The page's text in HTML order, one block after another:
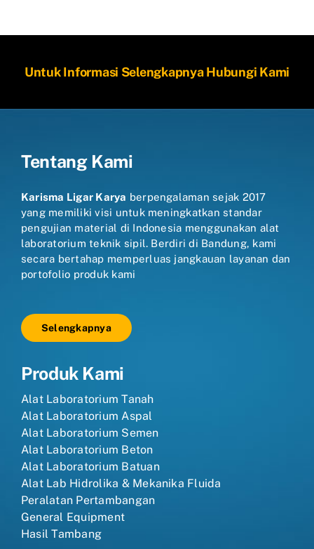
Untuk Informasi Selengkapnya Hubungi Kami
Tentang Kami
Karisma Ligar Karya berpengalaman sejak 2017
yang memiliki visi untuk meningkatkan standar
pengujian material di Indonesia menggunakan alat
laboratorium teknik sipil. Berdiri di Bandung, kami
secara bertahap memperluas jangkauan layanan dan
portofolio produk kami
Selengkapnya
Produk Kami
Alat Laboratorium Tanah
Alat Laboratorium Aspal
Alat Laboratorium Semen
Alat Laboratorium Beton
Alat Laboratorium Batuan
Alat Lab Hidrolika & Mekanika Fluida
Peralatan Pertambangan
General Equipment
Hasil Tambang